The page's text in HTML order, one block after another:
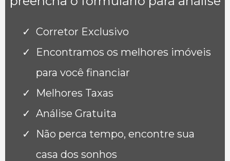
Corretor Exclusivo
Encontramos os melhores imóveis
para você financiar
Melhores Taxas
Análise Gratuita
Não perca tempo, encontre sua
casa dos sonhos